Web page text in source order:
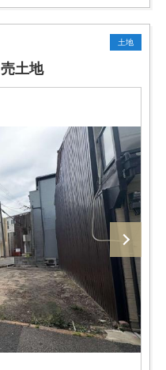
土地
土地